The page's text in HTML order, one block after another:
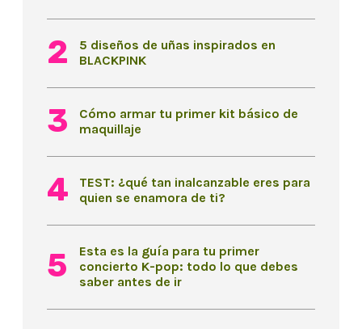
5 diseños de uñas inspirados en
BLACKPINK
Cómo armar tu primer kit básico de
maquillaje
TEST: ¿qué tan inalcanzable eres para
quien se enamora de ti?
Esta es la guía para tu primer
concierto K-pop: todo lo que debes
saber antes de ir